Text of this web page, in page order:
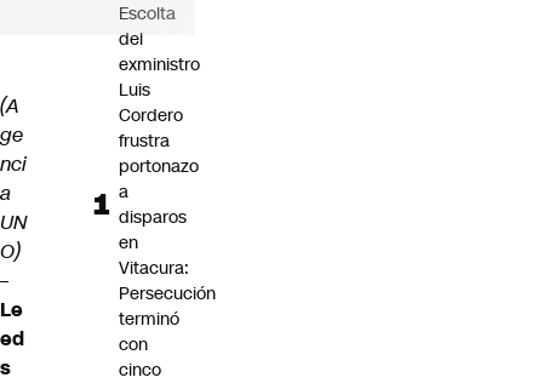
(A
ge
nci
a
UN
O)
–
Le
ed
s
Escolta
del
exministro
Luis
Cordero
frustra
portonazo
a
disparos
en
Vitacura:
Persecución
terminó
con
cinco